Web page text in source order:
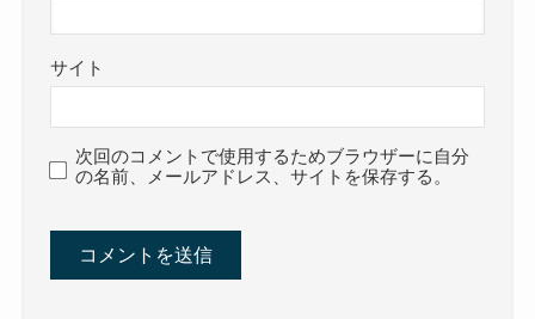
サイト
次回のコメントで使用するためブラウザーに自分
の名前、メールアドレス、サイトを保存する。